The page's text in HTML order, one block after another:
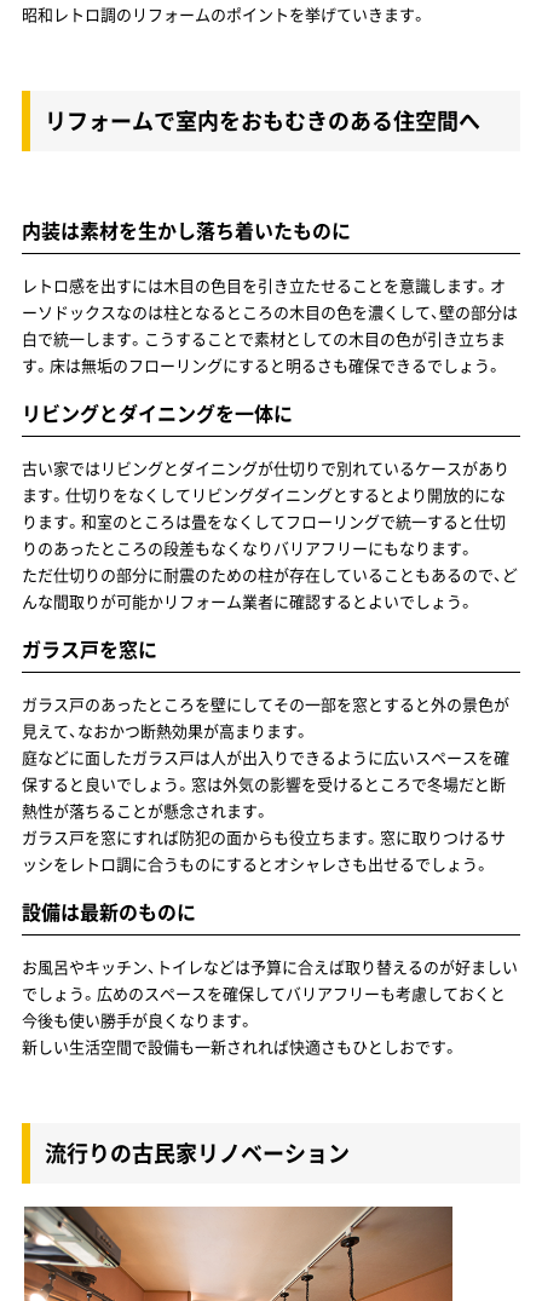
9:00～18:00／水曜定休
昭和レトロ調のリフォームのポイントを挙げていきます。
リフォームで室内をおもむきのある住空間へ
内装は素材を生かし落ち着いたものに
レトロ感を出すには木目の色目を引き立たせることを意識します。オ
ーソドックスなのは柱となるところの木目の色を濃くして、壁の部分は
白で統一します。こうすることで素材としての木目の色が引き立ちま
す。床は無垢のフローリングにすると明るさも確保できるでしょう。
リビングとダイニングを一体に
古い家ではリビングとダイニングが仕切りで別れているケースがあり
ます。仕切りをなくしてリビングダイニングとするとより開放的にな
ります。和室のところは畳をなくしてフローリングで統一すると仕切
りのあったところの段差もなくなりバリアフリーにもなります。
ただ仕切りの部分に耐震のための柱が存在していることもあるので、ど
んな間取りが可能かリフォーム業者に確認するとよいでしょう。
ガラス戸を窓に
ガラス戸のあったところを壁にしてその一部を窓とすると外の景色が
見えて、なおかつ断熱効果が高まります。
庭などに面したガラス戸は人が出入りできるように広いスペースを確
保すると良いでしょう。窓は外気の影響を受けるところで冬場だと断
熱性が落ちることが懸念されます。
ガラス戸を窓にすれば防犯の面からも役立ちます。窓に取りつけるサ
ッシをレトロ調に合うものにするとオシャレさも出せるでしょう。
設備は最新のものに
お風呂やキッチン、トイレなどは予算に合えば取り替えるのが好ましい
でしょう。広めのスペースを確保してバリアフリーも考慮しておくと
今後も使い勝手が良くなります。
新しい生活空間で設備も一新されれば快適さもひとしおです。
流行りの古民家リノベーション